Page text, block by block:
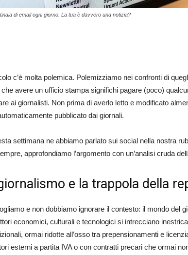
di email ogni giorno. La tua è davvero una notizia?
c’è molta polemica. Polemizziamo nei confronti di
avere un ufficio stampa significhi pagare (poco)
ai giornalisti. Non prima di averlo letto e modificato
pubblicato dai giornali.
settimana ne abbiamo parlato sui social nella nostra
approfondiamo l’argomento con un’analisi cruda
e la trappola della
e non dobbiamo ignorare il contesto: il mondo del
economici, culturali e tecnologici si intrecciano
ormai ridotte all’osso tra prepensionamenti e
esterni a partita IVA o con contratti precari che ormai